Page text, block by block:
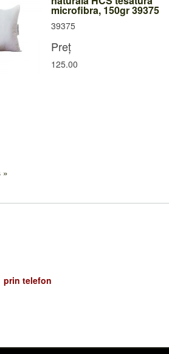
microfibra, 150gr 39375
39375
Preț
125.00
prin telefon